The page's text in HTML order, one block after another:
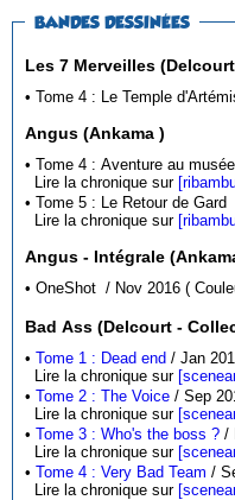
BANDES DESSINÉES
Les 7 Merveilles
Angus (Ankama )
Lire la chronique sur
Lire la chronique sur
Angus - Intégrale
• OneShot / Nov
Bad Ass
•Tome 1 : Dead end
Lire la chronique sur
•Tome 2 : The Voice
Lire la chronique sur
•Tome 3 : Who's the boss ?
Lire la chronique sur
•Tome 4 : Very Bad Team
Lire la chronique sur